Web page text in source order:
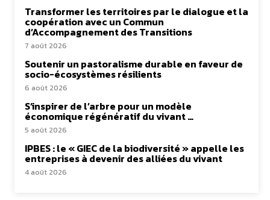
Transformer les territoires par le dialogue et la
coopération avec un Commun
d’Accompagnement des Transitions
7 août 2026
Soutenir un pastoralisme durable en faveur de
socio-écosystèmes résilients
6 août 2026
S’inspirer de l’arbre pour un modèle
économique régénératif du vivant …
5 août 2026
IPBES : le « GIEC de la biodiversité » appelle les
entreprises à devenir des alliées du vivant
4 août 2026